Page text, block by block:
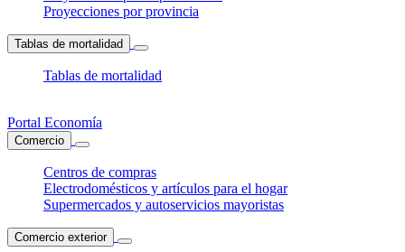
Proyecciones por provincia
Tablas de mortalidad
Tablas de mortalidad
Portal Economía
Comercio
Centros de compras
Electrodomésticos y artículos para el hogar
Supermercados y autoservicios mayoristas
Comercio exterior